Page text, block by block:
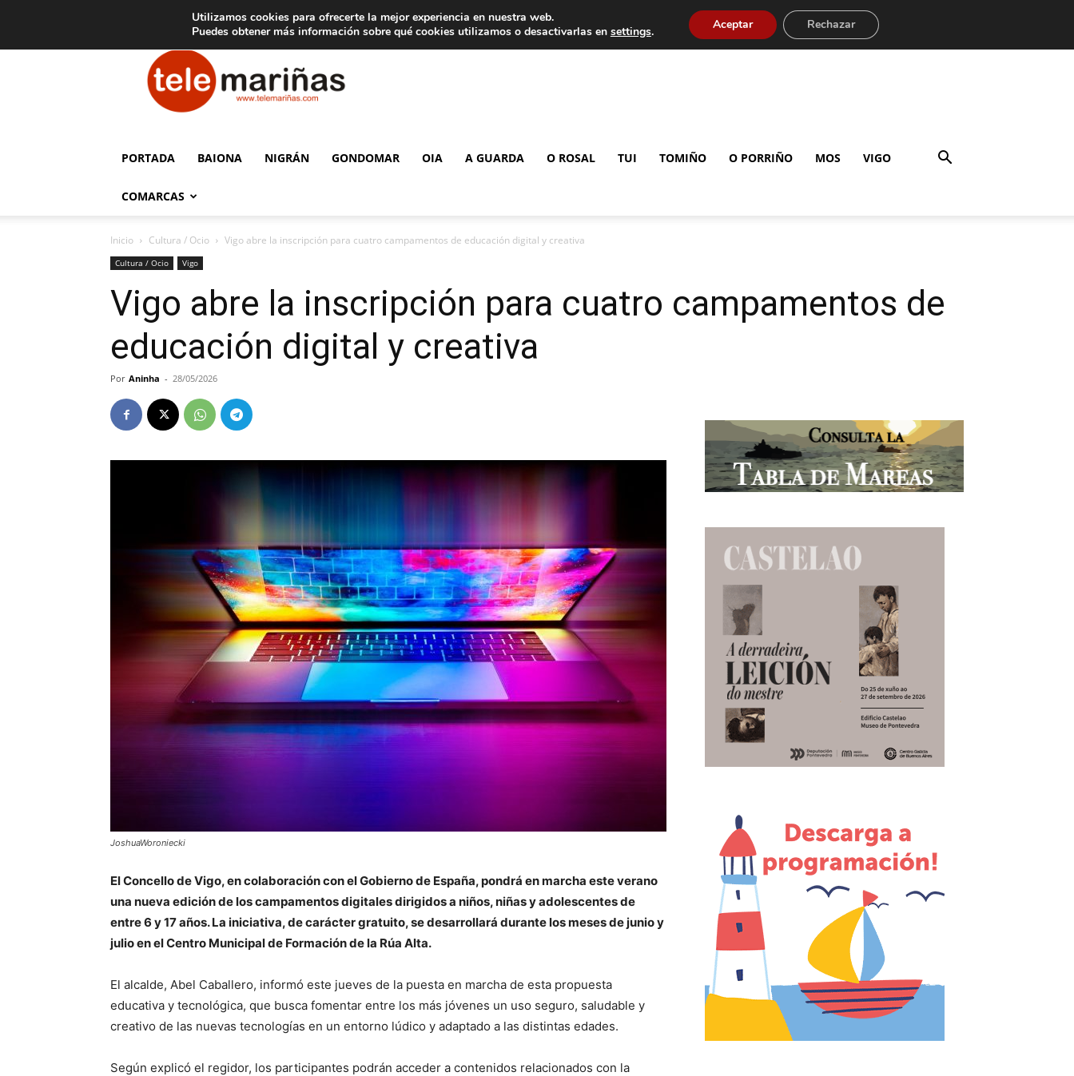
Aviso legal Tarifas de publicidad
Telemariñas
PORTADA BAIONA NIGRÁN GONDOMAR OIA A GUARDA O ROSAL TUI TOMIÑO O PORRIÑO MOS VIGO
COMARCAS
Inicio Cultura / Ocio Vigo abre la inscripción para cuatro campamentos de educación digital y creativa
Cultura / Ocio Vigo
Vigo abre la inscripción para cuatro campamentos de
educación digital y creativa
Por Aninha - 28/05/2026
JoshuaWoroniecki
El Concello de Vigo, en colaboración con el Gobierno de España, pondrá en marcha este verano
una nueva edición de los campamentos digitales dirigidos a niños, niñas y adolescentes de
entre 6 y 17 años. La iniciativa, de carácter gratuito, se desarrollará durante los meses de junio y
julio en el Centro Municipal de Formación de la Rúa Alta.
El alcalde, Abel Caballero, informó este jueves de la puesta en marcha de esta propuesta
educativa y tecnológica, que busca fomentar entre los más jóvenes un uso seguro, saludable y
creativo de las nuevas tecnologías en un entorno lúdico y adaptado a las distintas edades.
Según explicó el regidor, los participantes podrán acceder a contenidos relacionados con la
Utilizamos cookies para ofrecerte la mejor experiencia en nuestra web.
Puedes obtener más información sobre qué cookies utilizamos o desactivarlas en settings. Aceptar Rechazar